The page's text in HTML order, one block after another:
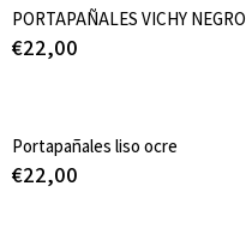
PORTAPAÑALES VICHY NEGRO
€22,00
Portapañales liso ocre
€22,00